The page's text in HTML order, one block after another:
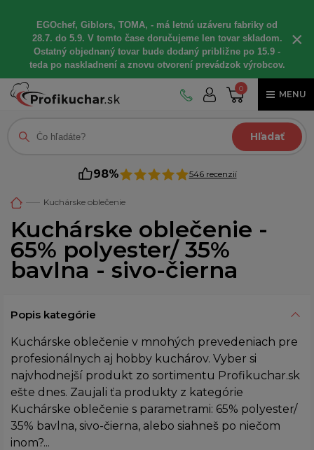
EGOchef, Giblors, TOMA, - má letnú uzáveru fabriky od
28.7. do 5.9. V tomto čase doručujeme len tovar skladom.
Ostatný objednaný tovar bude dodaný približne po 15.9 -
teda po naskladnení a znovu otvorení prevádzok výrobcov.
×
0
MENU
Hľadať
98% 546 recenzií
Kuchárske oblečenie
Kuchárske oblečenie -
65% polyester/ 35%
bavlna - sivo-čierna
Popis kategórie
Kuchárske oblečenie v mnohých prevedeniach pre
profesionálnych aj hobby kuchárov. Vyber si
najvhodnejší produkt zo sortimentu Profikuchar.sk
ešte dnes. Zaujali ťa produkty z kategórie
Kuchárske oblečenie s parametrami: 65% polyester/
35% bavlna, sivo-čierna, alebo siahneš po niečom
inom?...